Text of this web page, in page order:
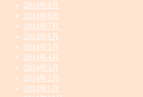
2014年9月
2014年8月
2014年7月
2014年6月
2014年5月
2014年4月
2014年3月
2014年2月
2014年1月